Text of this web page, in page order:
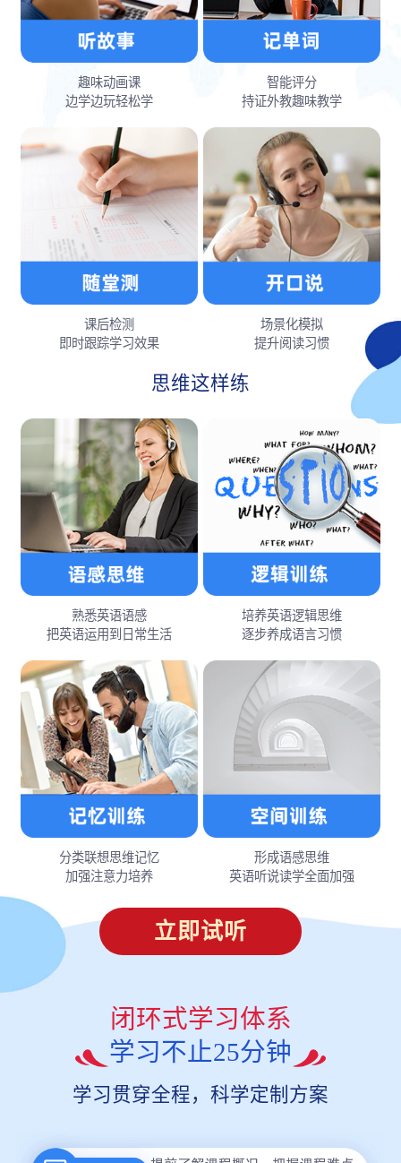
趣味动画课
边学边玩轻松学
智能评分
持证外教趣味教学
课后检测
即时跟踪学习效果
场景化模拟
提升阅读习惯
思维这样练
熟悉英语语感
把英语运用到日常生活
培养英语逻辑思维
逐步养成语言习惯
分类联想思维记忆
加强注意力培养
形成语感思维
英语听说读学全面加强
立即试听
闭环式学习体系
学习不止25分钟
学习贯穿全程，科学定制方案